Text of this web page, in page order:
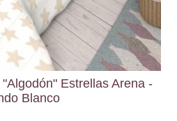
Estrellas Arena -
Blanco